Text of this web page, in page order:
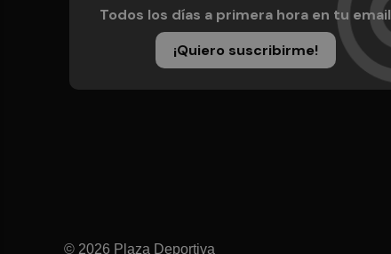
Todos los días a primera hora en tu email
¡Quiero suscribirme!
© 2026 Plaza Deportiva